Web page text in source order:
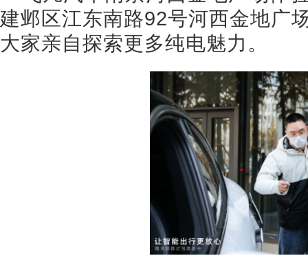
建邺区江东南路92号河西金地广
大家亲自探索更多纯电魅力。